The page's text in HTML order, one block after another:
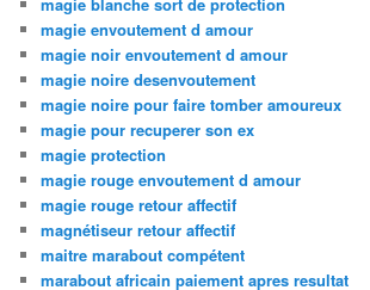
magie envoutement d amour
magie noir envoutement d amour
magie noire desenvoutement
magie noire pour faire tomber amoureux
magie pour recuperer son ex
magie protection
magie rouge envoutement d amour
magie rouge retour affectif
magnétiseur retour affectif
maitre marabout compétent
marabout africain paiement apres resultat